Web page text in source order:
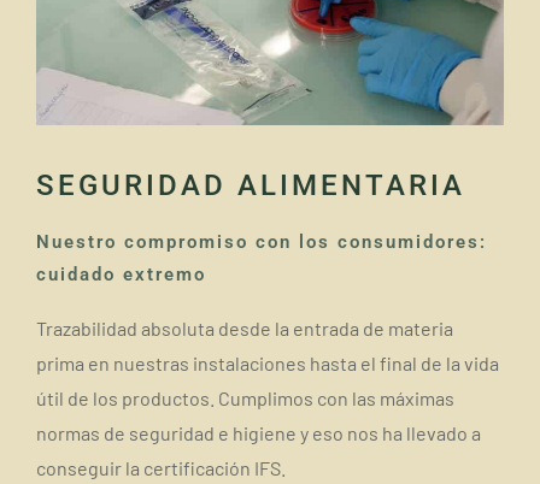
SEGURIDAD ALIMENTARIA
Nuestro compromiso con los consumidores:
cuidado extremo
Trazabilidad absoluta desde la entrada de materia
prima en nuestras instalaciones hasta el final de la vida
útil de los productos. Cumplimos con las máximas
normas de seguridad e higiene y eso nos ha llevado a
conseguir la certificación IFS.